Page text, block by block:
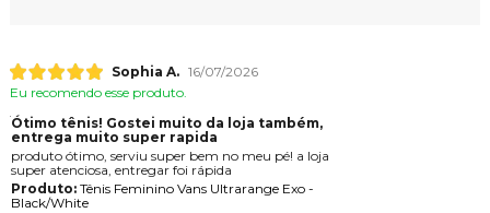
Sophia A. 16/07/2026
Eu recomendo esse produto.
Ótimo tênis! Gostei muito da loja também,
entrega muito super rapida
produto ótimo, serviu super bem no meu pé! a loja
super atenciosa, entregar foi rápida
Produto:Tênis Feminino Vans Ultrarange Exo -
Black/White